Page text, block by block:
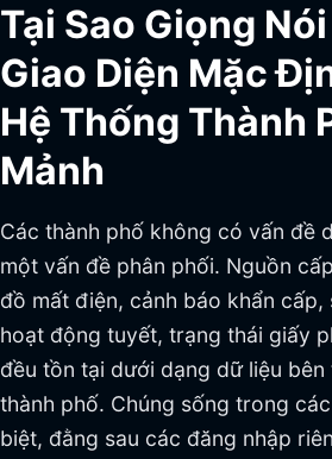
Tại Sao Giọng
Giao Diện Mặc
Hệ Thống Thành
Mảnh
Các thành phố không có vấn đề
một vấn đề phân phối. Nguồn
đồ mất điện, cảnh báo khẩn
hoạt động tuyết, trạng thái giấy
đều tồn tại dưới dạng dữ liệu
thành phố. Chúng sống trong
biệt, đằng sau các đăng nhập